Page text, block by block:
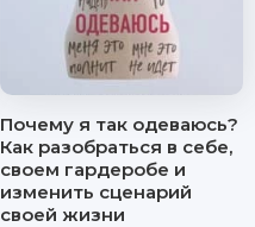
Почему я так одеваюсь?
Как разобраться в себе,
своем гардеробе и
изменить сценарий
своей жизни